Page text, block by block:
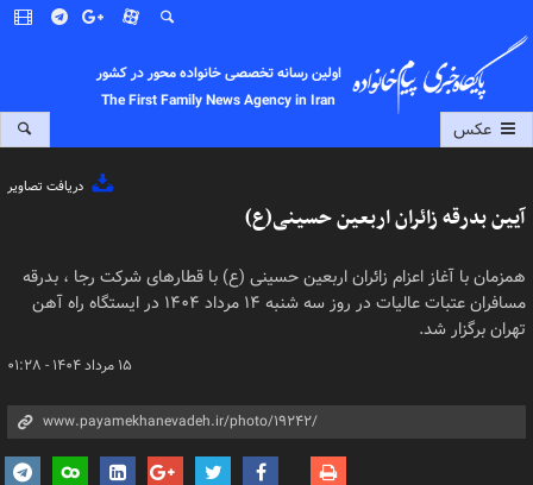
اولین رسانه تخصصی خانواده محور در کشور
The First Family News Agency in Iran
عکس
دریافت تصاویر
آیین بدرقه زائران اربعین حسینی(ع)
همزمان با آغاز اعزام زائران اربعین حسینی (ع) با قطارهای شرکت رجا ، بدرقه
مسافران عتبات عالیات در روز سه شنبه ۱۴ مرداد ۱۴۰۴ در ایستگاه راه آهن
تهران برگزار شد.
۱۵ مرداد ۱۴۰۴ - ۰۱:۲۸